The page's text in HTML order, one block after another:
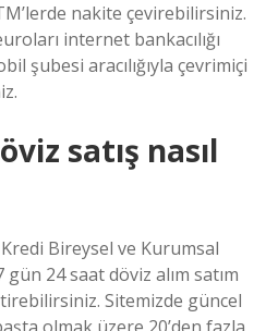
nakite çevirebilirsiniz.
internet bankacılığı
şubesi aracılığıyla çevrimiçi
satış nasıl
Kredi Bireysel ve Kurumsal
24 saat döviz alım satım
Sitemizde güncel